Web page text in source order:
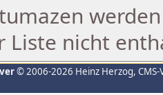
Liste nicht
© 2006-2026 Heinz Herzog,